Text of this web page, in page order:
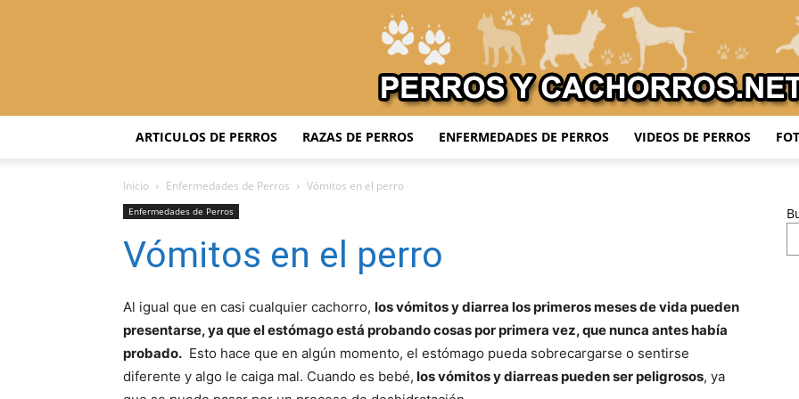
ARTICULOS DE PERROS RAZAS DE PERROS ENFERMEDADES DE PERROS VIDEOS DE PERROS
Inicio Enfermedades de Perros Vómitos en el perro
Enfermedades de Perros
Vómitos en el perro
Al igual que en casi cualquier cachorro, los vómitos y diarrea los primeros meses de vida pueden
presentarse, ya que el estómago está probando cosas por primera vez, que nunca antes había
probado. Esto hace que en algún momento, el estómago pueda sobrecargarse o sentirse
diferente y algo le caiga mal. Cuando es bebé, los vómitos y diarreas pueden ser peligrosos, ya